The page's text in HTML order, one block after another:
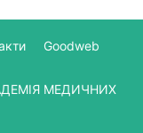
Goodweb
МЕДИЧНИХ